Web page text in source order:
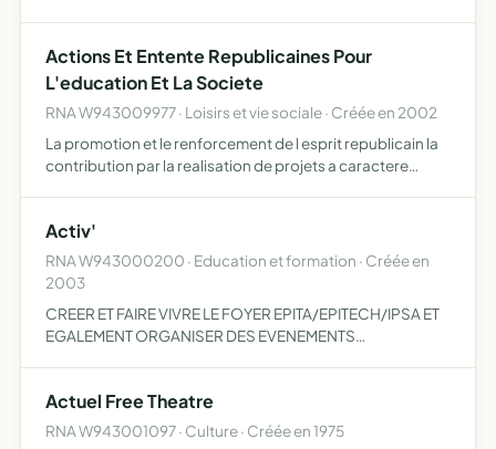
Actions Et Entente Republicaines Pour
L'education Et La Societe
RNA W943009977 · Loisirs et vie sociale · Créée en 2002
La promotion et le renforcement de l esprit republicain la
contribution par la realisation de projets a caractere
Activ'
RNA W943000200 · Education et formation · Créée en
2003
CREER ET FAIRE VIVRE LE FOYER EPITA/EPITECH/IPSA ET
EGALEMENT ORGANISER DES EVENEMENTS
Actuel Free Theatre
RNA W943001097 · Culture · Créée en 1975